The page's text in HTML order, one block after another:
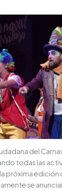
del
todas las
próxima edición
se